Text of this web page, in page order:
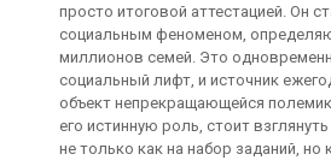
просто итоговой аттестацией. Он
социальным феноменом,
миллионов семей. Это
социальный лифт, и источник
объект непрекращающейся
его истинную роль, стоит
не только как на набор заданий, но